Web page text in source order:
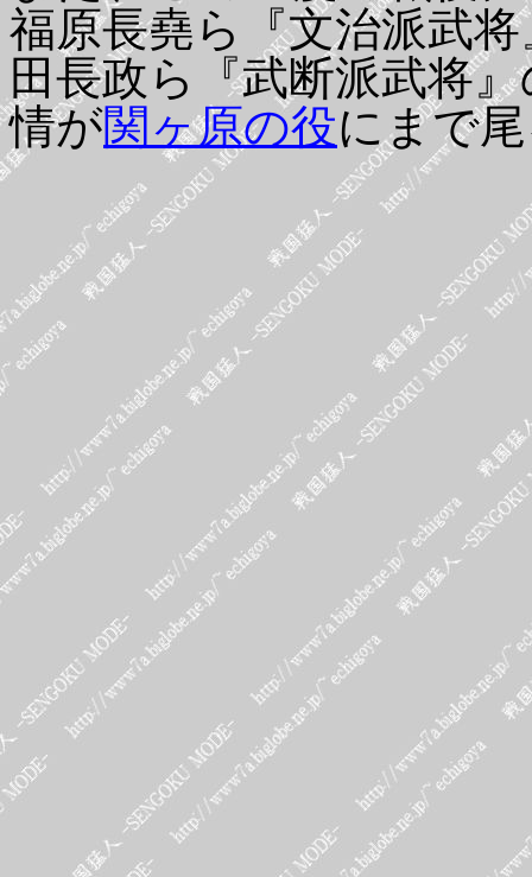
福原長堯ら『文治派武
田長政ら『武断派武将
情が関ヶ原の役にまで